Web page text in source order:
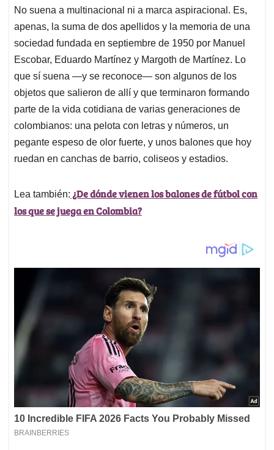
No suena a multinacional ni a marca aspiracional. Es,
apenas, la suma de dos apellidos y la memoria de una
sociedad fundada en septiembre de 1950 por Manuel
Escobar, Eduardo Martínez y Margoth de Martínez. Lo
que sí suena —y se reconoce— son algunos de los
objetos que salieron de allí y que terminaron formando
parte de la vida cotidiana de varias generaciones de
colombianos: una pelota con letras y números, un
pegante espeso de olor fuerte, y unos balones que hoy
ruedan en canchas de barrio, coliseos y estadios.
Lea también: ¿De dónde vienen los balones de fútbol con
los que se juega en Colombia?